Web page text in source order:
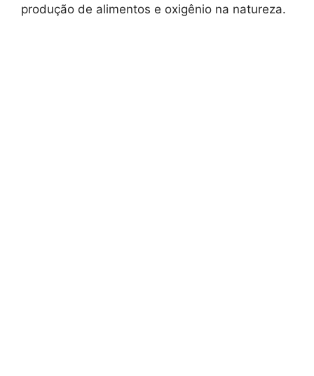
produção de alimentos e oxigênio na natureza.